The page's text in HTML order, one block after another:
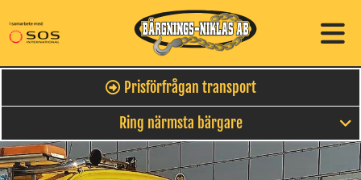
Prisförfrågan transport
Ring närmsta bärgare